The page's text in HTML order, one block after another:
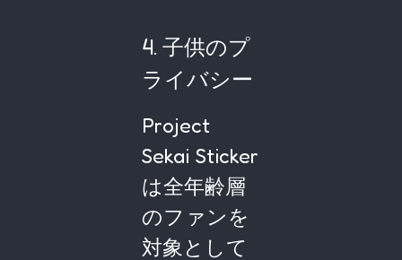
4. 子供のプ
ライバシー
Project
Sekai Sticker
は全年齢層
のファンを
対象として